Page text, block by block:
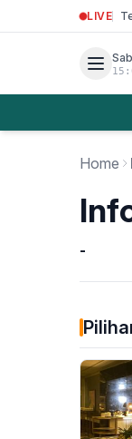
LIVE
Home
-